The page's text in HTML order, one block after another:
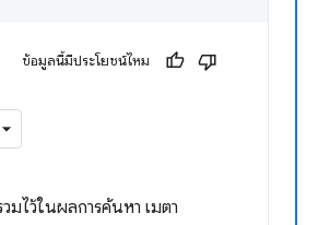
ข้อมูลนี้มีประโยชน์ไหม
ไว้ในผลการค้นหา เมตา